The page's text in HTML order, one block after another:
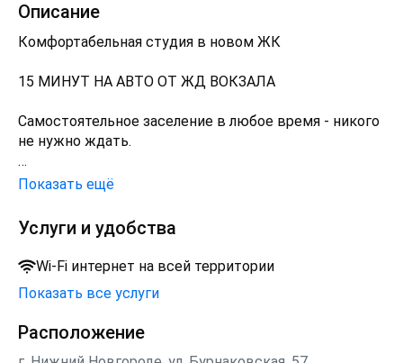
Описание
Комфортабельная студия в новом ЖК
15 МИНУТ НА АВТО ОТ ЖД ВОКЗАЛА
Самостоятельное заселение в любое время - никого
не нужно ждать.
Прекрасно подойдет для проживания до 3 гостей, 2
ортопедическим матрасом 120*200 и раскладной
диван.
В квартире для Вас есть всё необходимое:
микроволновкой;
Показать ещё
Услуги и удобства
Wi-Fi интернет на всей территории
Показать все услуги
Расположение